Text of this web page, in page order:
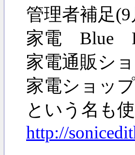
管理者補
家電 Blue
家電通販シ
家電ショッ
という名も
http://